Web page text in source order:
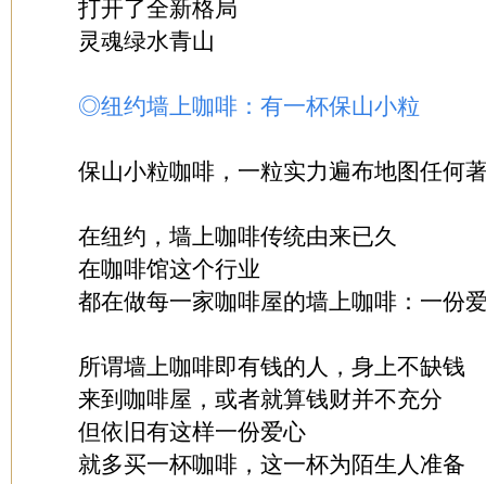
打开了全新格局
灵魂绿水青山
◎纽约墙上咖啡：有一杯保山小粒
保山小粒咖啡，一粒实力遍布地图任何
在纽约，墙上咖啡传统由来已久
在咖啡馆这个行业
都在做每一家咖啡屋的墙上咖啡：一份
所谓墙上咖啡即有钱的人，身上不缺钱
来到咖啡屋，或者就算钱财并不充分
但依旧有这样一份爱心
就多买一杯咖啡，这一杯为陌生人准备